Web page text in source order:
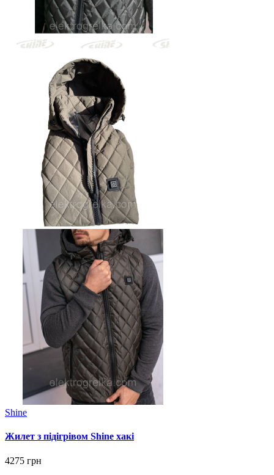
Shine
Жилет з підігрівом Shine хакі
4275 грн